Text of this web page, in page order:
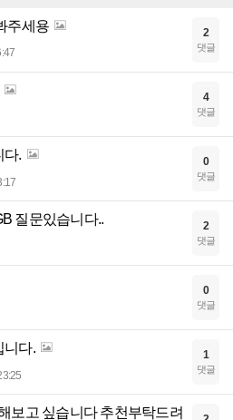
주세용 2
댓글
4
댓글
다. 0
댓글
질문있습니다.. 2
댓글
0
댓글
니다. 1
댓글
보고 싶습니다 추천부탁드려